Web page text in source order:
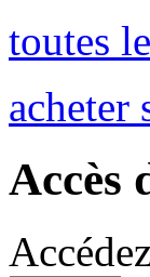
toutes
acheter
Accès